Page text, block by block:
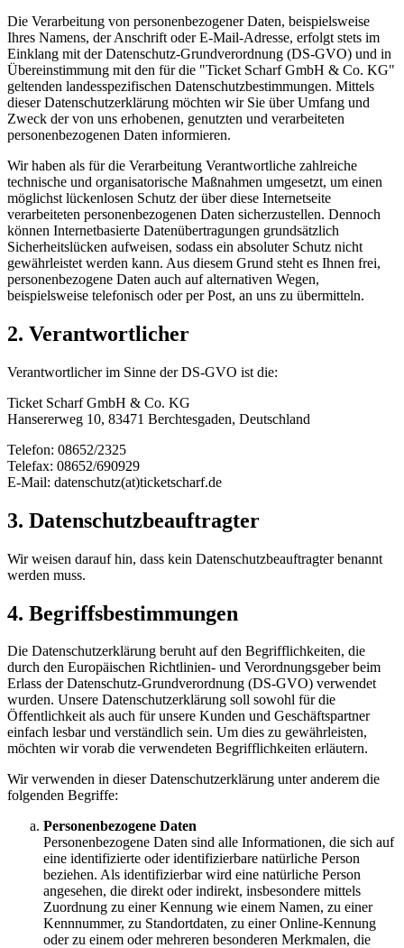
Die Verarbeitung von personenbezogener Daten, beispielsweise
Ihres Namens, der Anschrift oder E-Mail-Adresse, erfolgt stets im
Einklang mit der Datenschutz-Grundverordnung (DS-GVO) und in
Übereinstimmung mit den für die "Ticket Scharf GmbH & Co. KG"
geltenden landesspezifischen Datenschutzbestimmungen. Mittels
dieser Datenschutzerklärung möchten wir Sie über Umfang und
Zweck der von uns erhobenen, genutzten und verarbeiteten
personenbezogenen Daten informieren.
Wir haben als für die Verarbeitung Verantwortliche zahlreiche
technische und organisatorische Maßnahmen umgesetzt, um einen
möglichst lückenlosen Schutz der über diese Internetseite
verarbeiteten personenbezogenen Daten sicherzustellen. Dennoch
können Internetbasierte Datenübertragungen grundsätzlich
Sicherheitslücken aufweisen, sodass ein absoluter Schutz nicht
gewährleistet werden kann. Aus diesem Grund steht es Ihnen frei,
personenbezogene Daten auch auf alternativen Wegen,
beispielsweise telefonisch oder per Post, an uns zu übermitteln.
2. Verantwortlicher
Verantwortlicher im Sinne der DS-GVO ist die:
Ticket Scharf GmbH & Co. KG
Hansererweg 10, 83471 Berchtesgaden, Deutschland
Telefon: 08652/2325
Telefax: 08652/690929
E-Mail: datenschutz(at)ticketscharf.de
3. Datenschutzbeauftragter
Wir weisen darauf hin, dass kein Datenschutzbeauftragter benannt
werden muss.
4. Begriffsbestimmungen
Die Datenschutzerklärung beruht auf den Begrifflichkeiten, die
durch den Europäischen Richtlinien- und Verordnungsgeber beim
Erlass der Datenschutz-Grundverordnung (DS-GVO) verwendet
wurden. Unsere Datenschutzerklärung soll sowohl für die
Öffentlichkeit als auch für unsere Kunden und Geschäftspartner
einfach lesbar und verständlich sein. Um dies zu gewährleisten,
möchten wir vorab die verwendeten Begrifflichkeiten erläutern.
Wir verwenden in dieser Datenschutzerklärung unter anderem die
folgenden Begriffe:
Personenbezogene Daten
Personenbezogene Daten sind alle Informationen, die sich auf
eine identifizierte oder identifizierbare natürliche Person
beziehen. Als identifizierbar wird eine natürliche Person
angesehen, die direkt oder indirekt, insbesondere mittels
Zuordnung zu einer Kennung wie einem Namen, zu einer
Kennnummer, zu Standortdaten, zu einer Online-Kennung
oder zu einem oder mehreren besonderen Merkmalen, die